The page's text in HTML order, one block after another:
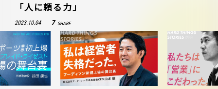
「人に頼る力」
2023.10.04 7 SHARE